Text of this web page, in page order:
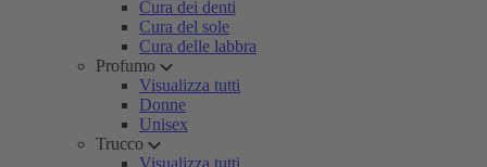
Cura dei denti
Cura del sole
Cura delle labbra
Profumo
Visualizza tutti
Donne
Unisex
Trucco
Visualizza tutti